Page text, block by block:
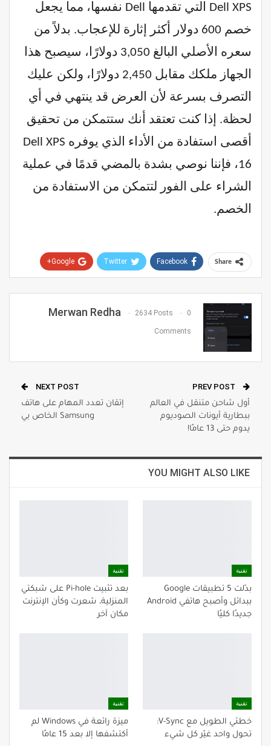
Dell XPS التي تقدمها Dell نفسها، مما يجعل
خصم 600 دولار أكثر إثارة للإعجاب. بدلاً من
سعره الأصلي البالغ 3,050 دولارًا، سيصبح هذا
الجهاز ملكك مقابل 2,450 دولارًا، ولكن عليك
التصرف بسرعة لأن العرض قد ينتهي في أي
لحظة. إذا كنت تعتقد أنك ستتمكن من تحقيق
أقصى استفادة من الأداء الذي يوفره Dell XPS
16، فإننا نوصي بشدة بالمضي قدمًا في عملية
الشراء على الفور لتتمكن من الاستفادة من
الخصم.
Share
Facebook
Twitter
Google+
Email
Merwan Redha 2634 Posts 0
Comments
أول شاحن متنقل في العالم
ببطارية أيونات الصوديوم
يدوم حتى 13 عامًا!
NEXT POST
إتقان تعدد المهام على هاتف
Samsung الخاص بي
YOU MIGHT ALSO LIKE
تقنية
بدّلت 5 تطبيقات Google
ببدائل وأصبح هاتفي Android
جديدًا كليًا
تقنية
بعد تثبيت Pi-hole على شبكتي
المنزلية، شعرت وكأن الإنترنت
مكان آخر
تقنية
خطئي الطويل مع V-Sync:
تحول واحد غيّر كل شيء
تقنية
ميزة رائعة في Windows لم
أكتشفها إلا بعد 15 عامًا